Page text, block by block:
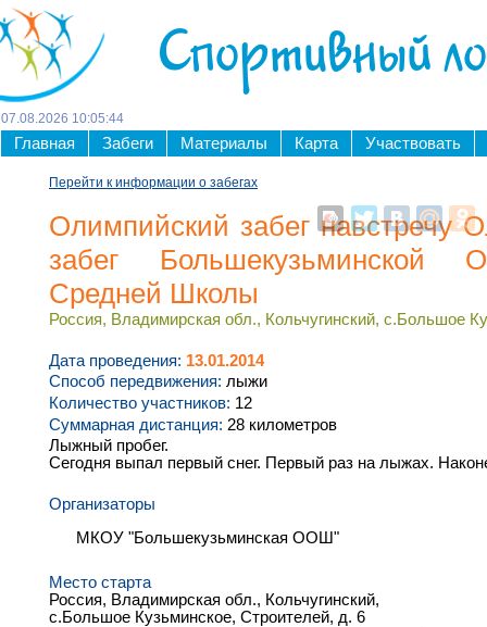
Спортивный
07 08 2026 10:05:45
Главная Забеги Материалы Карта Участвовать
Перейти к информации о забегах
Олимпийский забег навстречу
забег Большекузьминской
Средней Школы
Россия, Владимирская обл., Кольчугинский, с.Большое
Дата проведения: 13.01.2014
Способ передвижения: лыжи
Количество участников: 12
Суммарная дистанция: 28 километров
Лыжный пробег.
Сегодня выпал первый снег. Первый раз на лыжах.
Организаторы
МКОУ "Большекузьминская ООШ"
Место старта
Россия, Владимирская обл., Кольчугинский,
с.Большое Кузьминское, Строителей, д. 6